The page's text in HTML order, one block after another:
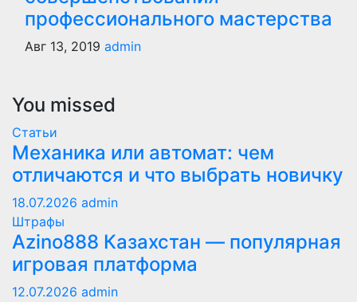
профессионального мастерства
Авг 13, 2019 admin
You missed
Статьи
Механика или автомат: чем
отличаются и что выбрать новичку
18.07.2026 admin
Штрафы
Azino888 Казахстан — популярная
игровая платформа
12.07.2026 admin